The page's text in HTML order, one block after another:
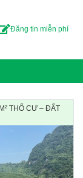
Đăng tin miễn phí
THỔ CƯ – ĐẤT